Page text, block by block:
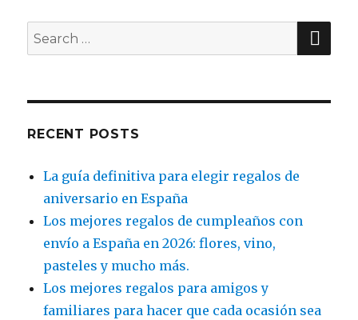
Search
for:
RECENT POSTS
La guía definitiva para elegir regalos de
aniversario en España
Los mejores regalos de cumpleaños con
envío a España en 2026: flores, vino,
pasteles y mucho más.
Los mejores regalos para amigos y
familiares para hacer que cada ocasión sea